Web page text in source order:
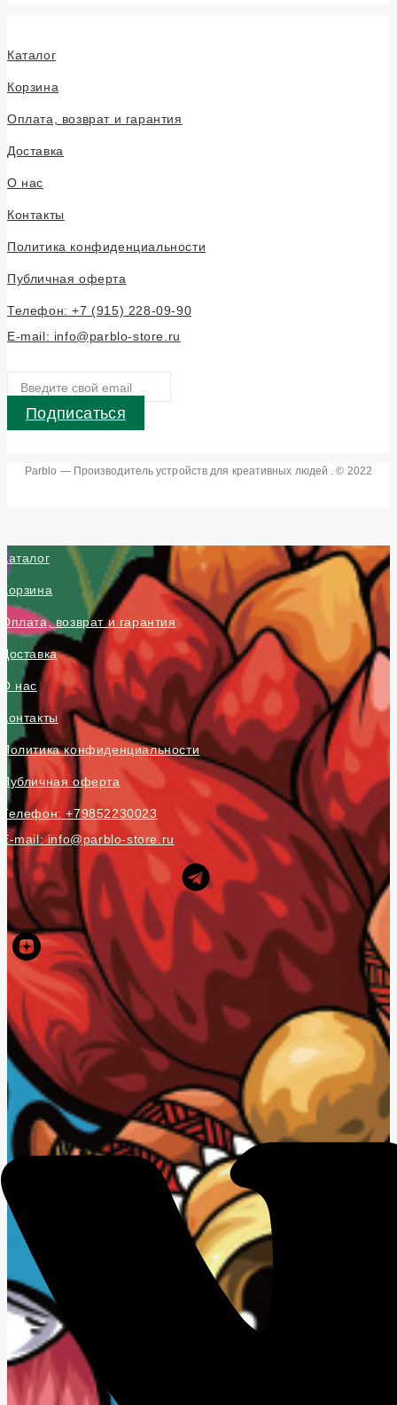
Каталог
Корзина
Оплата, возврат и гарантия
Доставка
О нас
Контакты
Политика конфиденциальности
Публичная оферта
Телефон: +7 (915) 228-09-90
E-mail: info@parblo-store.ru
Подписаться
Parblo — Производитель устройств для креативных людей . © 2022
Каталог
Корзина
Оплата, возврат и гарантия
Доставка
О нас
Контакты
Политика конфиденциальности
Публичная оферта
Телефон: +79852230023
E-mail: info@parblo-store.ru